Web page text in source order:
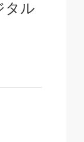
タル